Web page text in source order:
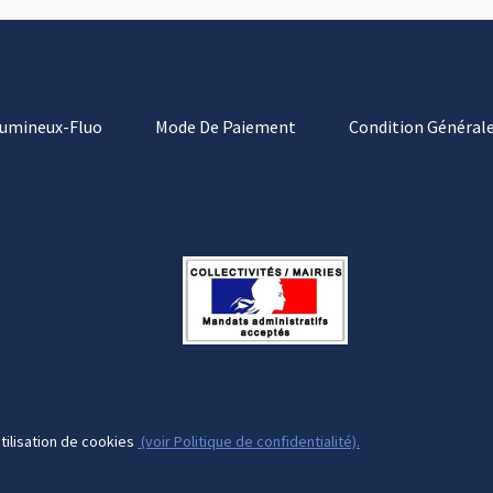
Fluo Mode De Paiement Condition
de cookies (voir Politique de confidentialité).